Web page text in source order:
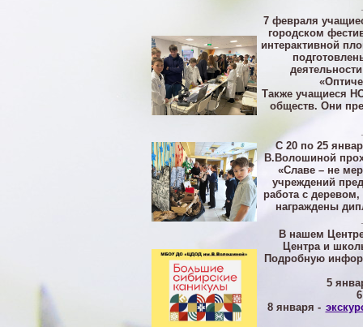
7 февраля
городском
интерактивной
Также учащиеся
обществ. Они
С 20 по 25
В.Волошиной
«Славе – не
учреждений
работа с
награждены
В нашем
Центра и
Подробную
5
8 января -